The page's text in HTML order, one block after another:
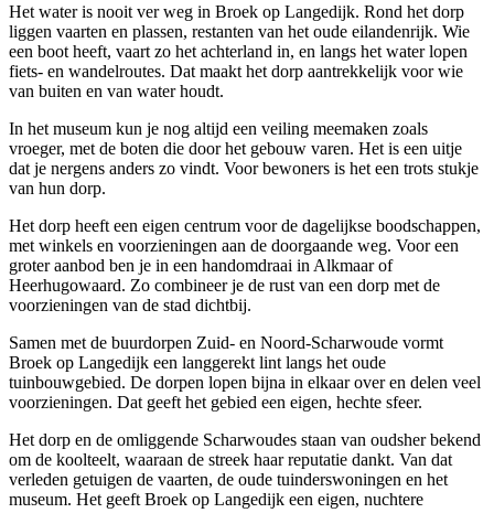
Het water is nooit ver weg in Broek op Langedijk. Rond het dorp
liggen vaarten en plassen, restanten van het oude eilandenrijk. Wie
een boot heeft, vaart zo het achterland in, en langs het water lopen
fiets- en wandelroutes. Dat maakt het dorp aantrekkelijk voor wie
van buiten en van water houdt.
In het museum kun je nog altijd een veiling meemaken zoals
vroeger, met de boten die door het gebouw varen. Het is een uitje
dat je nergens anders zo vindt. Voor bewoners is het een trots stukje
van hun dorp.
Het dorp heeft een eigen centrum voor de dagelijkse boodschappen,
met winkels en voorzieningen aan de doorgaande weg. Voor een
groter aanbod ben je in een handomdraai in Alkmaar of
Heerhugowaard. Zo combineer je de rust van een dorp met de
voorzieningen van de stad dichtbij.
Samen met de buurdorpen Zuid- en Noord-Scharwoude vormt
Broek op Langedijk een langgerekt lint langs het oude
tuinbouwgebied. De dorpen lopen bijna in elkaar over en delen veel
voorzieningen. Dat geeft het gebied een eigen, hechte sfeer.
Het dorp en de omliggende Scharwoudes staan van oudsher bekend
om de koolteelt, waaraan de streek haar reputatie dankt. Van dat
verleden getuigen de vaarten, de oude tuinderswoningen en het
museum. Het geeft Broek op Langedijk een eigen, nuchtere